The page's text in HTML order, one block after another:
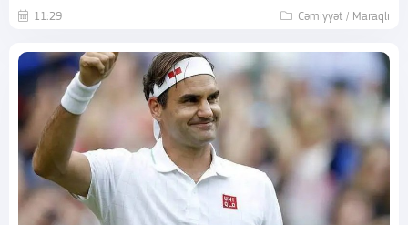
11:29 Cəmiyyət / Maraqlı